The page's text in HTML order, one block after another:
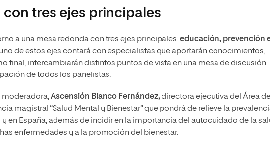
tres ejes principales
a una mesa redonda con tres ejes principales:educación, prevención
de estos ejes contará con especialistas que aportarán conocimientos,
final, intercambiarán distintos puntos de vista en una mesa de discusión
de todos los panelistas.
moderadora,Ascensión Blanco Fernández,directora ejecutiva del Área de
magistral “Salud Mental y Bienestar” que pondrá de relieve la
en España, además de incidir en la importancia del autocuidado de la
enfermedades y a la promoción del bienestar.